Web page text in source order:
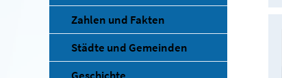
Zahlen und Fakten
Städte und Gemeinden